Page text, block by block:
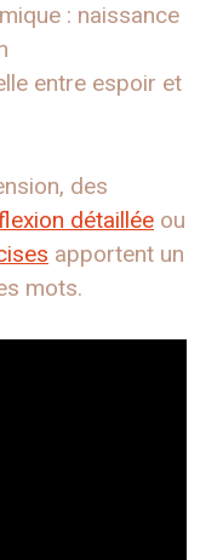
: naissance
entre espoir et
des
détaillée ou
apportent un
mots.